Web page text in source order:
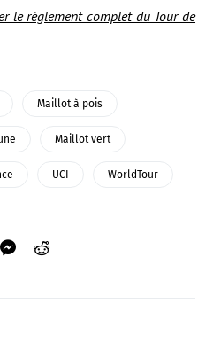
le règlement complet du Tour de
Maillot à pois
Maillot vert
UCI WorldTour